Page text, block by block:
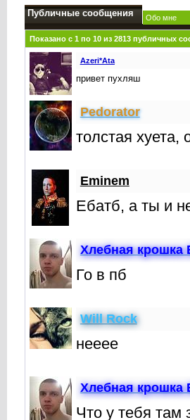
Публичные сообщения Обо мне
Показано с 1 по 10из 2813публичных
Azeri*Ata
привет пухляш
Реdorator
толстая хуета,
Eminem
Ебатб, а ты и
Хлебная крошкa
Го в пб
Will Rock
нееее
Хлебная крошкa
Что у тебя там